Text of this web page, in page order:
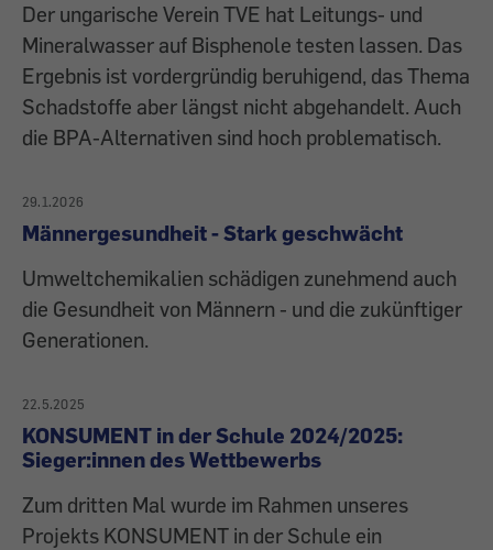
Der ungarische Verein TVE hat Leitungs- und
Mineralwasser auf Bisphenole testen lassen. Das
Ergebnis ist vordergründig beruhigend, das Thema
Schadstoffe aber längst nicht abgehandelt. Auch
die BPA-Alternativen sind hoch problematisch.
29.1.2026
Männergesundheit - Stark geschwächt
Umweltchemikalien schädigen zunehmend auch
die Gesundheit von Männern - und die zukünftiger
Generationen.
22.5.2025
KONSUMENT in der Schule 2024/2025:
Sieger:innen des Wettbewerbs
Zum dritten Mal wurde im Rahmen unseres
Projekts KONSUMENT in der Schule ein